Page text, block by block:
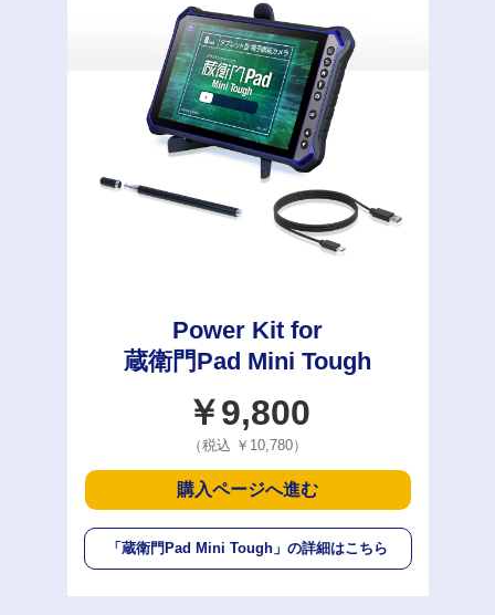
Power Kit for
蔵衛門Pad Mini Tough
￥9,800
（税込 ￥10,780）
購入ページへ進む
「蔵衛門Pad Mini Tough」 の詳細はこちら